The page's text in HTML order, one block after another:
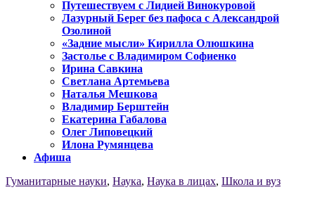
Путешествуем с Лидией Винокуровой
Лазурный Берег без пафоса с Александрой
Озолиной
«Задние мысли» Кирилла Олюшкина
Застолье с Владимиром Софиенко
Ирина Савкина
Светлана Артемьева
Наталья Мешкова
Владимир Берштейн
Екатерина Габалова
Олег Липовецкий
Илона Румянцева
Афиша
Гуманитарные науки, Наука, Наука в лицах, Школа и вуз